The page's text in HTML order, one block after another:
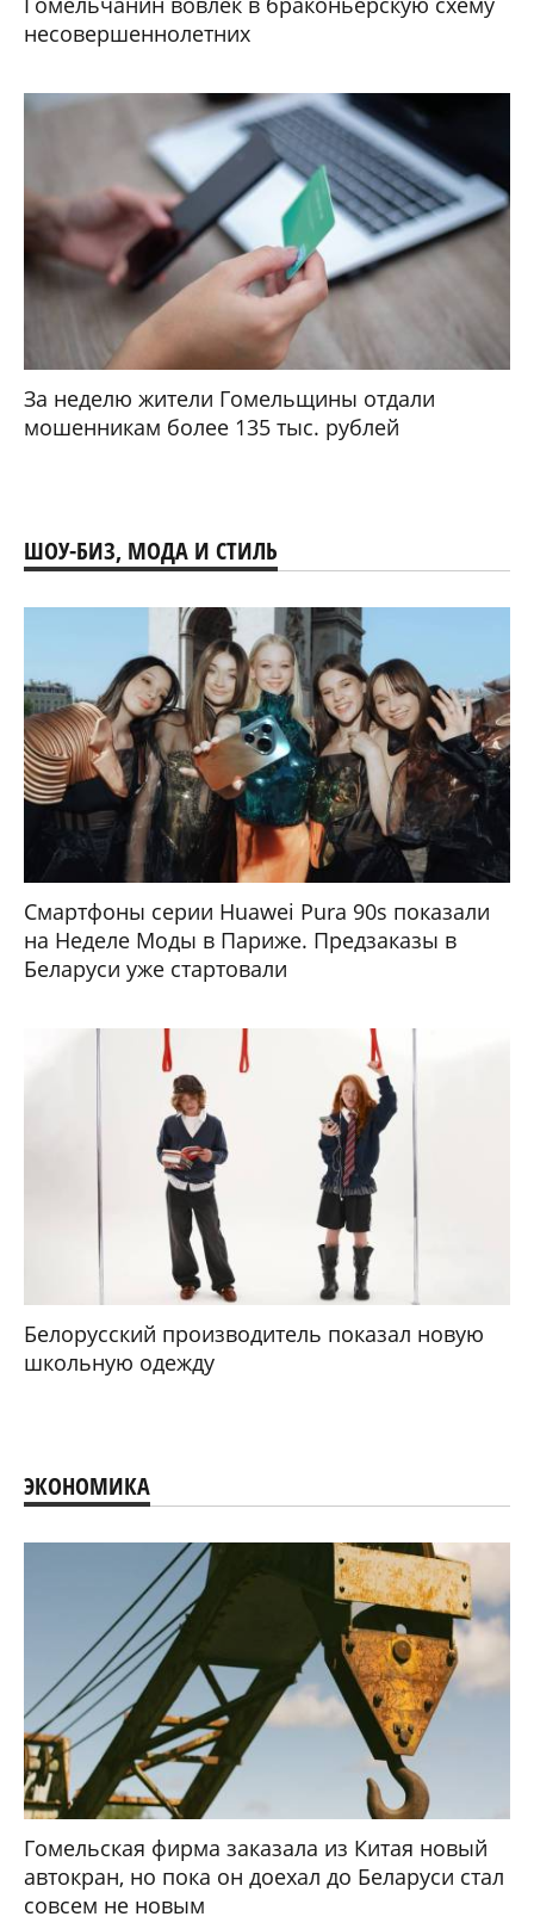
несовершеннолетних
За неделю жители Гомельщины отдали
мошенникам более 135 тыс. рублей
ШОУ-БИЗ, МОДА И СТИЛЬ
Смартфоны серии Huawei Pura 90s показали
на Неделе Моды в Париже. Предзаказы в
Беларуси уже стартовали
Белорусский производитель показал новую
школьную одежду
ЭКОНОМИКА
Гомельская фирма заказала из Китая новый
автокран, но пока он доехал до Беларуси стал
совсем не новым